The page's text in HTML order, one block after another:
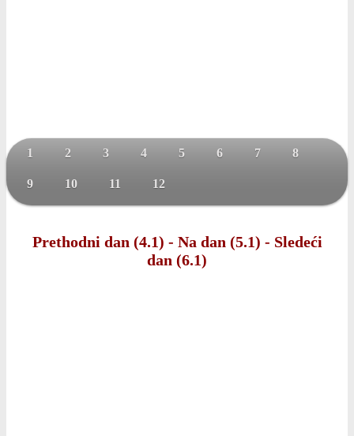
1 2 3 4 5 6 7 8
9 10 11 12
Prethodni dan (4.1) - Na dan (5.1) - Sledeći
dan (6.1)